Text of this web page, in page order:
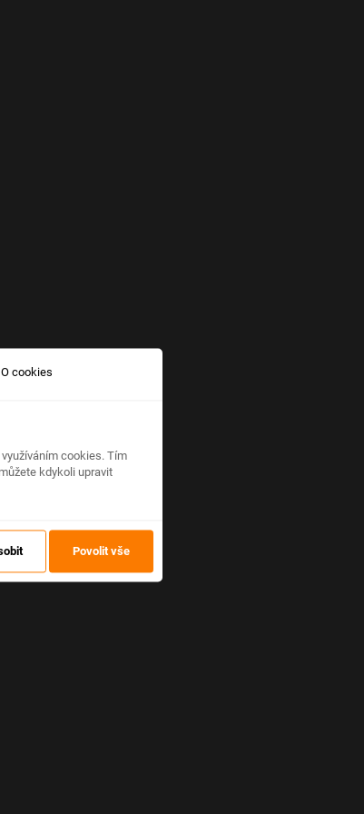
O cookies
cookies. Tím
kdykoli upravit
Povolit vše